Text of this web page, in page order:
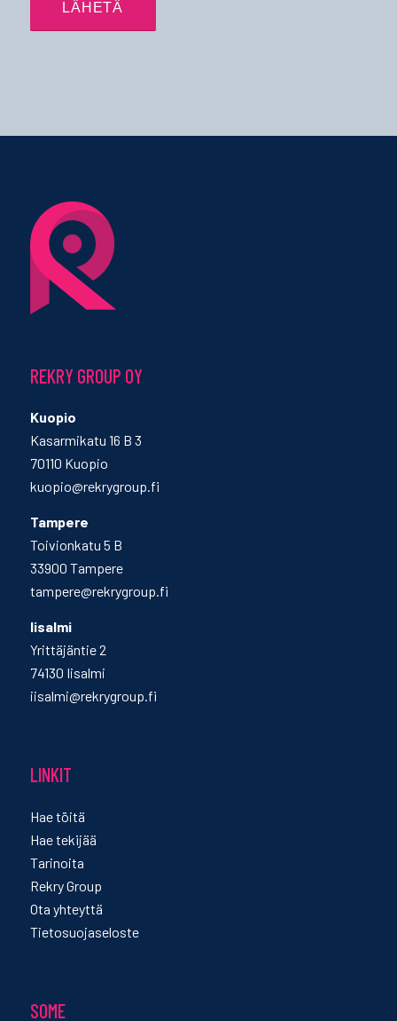
REKRY GROUP OY
Kuopio
Kasarmikatu 16 B 3
70110 Kuopio
kuopio@rekrygroup.fi
Tampere
Toivionkatu 5 B
33900 Tampere
tampere@rekrygroup.fi
Iisalmi
Yrittäjäntie 2
74130 Iisalmi
iisalmi@rekrygroup.fi
LINKIT
Hae töitä
Hae tekijää
Tarinoita
Rekry Group
Ota yhteyttä
Tietosuojaseloste
SOME